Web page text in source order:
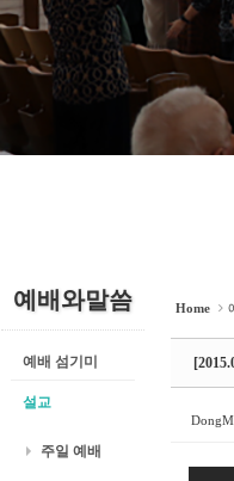
예배와말씀
예배 섬기미
설교
주일 예배
Home